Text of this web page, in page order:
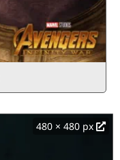
480 × 480 px